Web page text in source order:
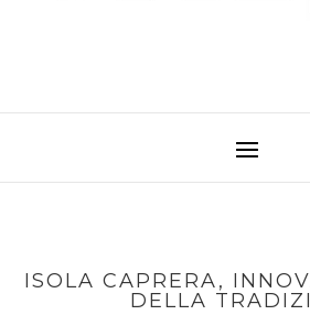
ISOLA CAPRERA,
DELLA